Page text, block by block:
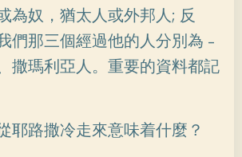
為奴，猶太人或外邦人; 反
們那三個經過他的人分別為 –
撒瑪利亞人。重要的資料都記
耶路撒冷走來意味着什麼？